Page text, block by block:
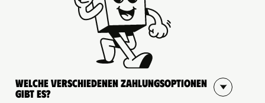
Welche verschiedenen Zahlungsoptionen
gibt es?